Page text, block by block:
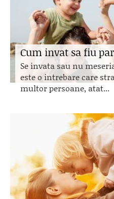
Cum invat sa fiu
Se invata sau nu
este o intrebare care
multor persoane, atat...